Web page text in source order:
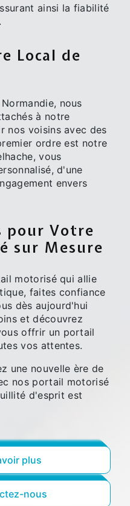
ainsi la fiabilité
Local de
nous
à notre
nos voisins avec des
ordre est notre
vous
d'une
envers
pour Votre
sur Mesure
motorisé qui allie
faites confiance
dès aujourd'hui
et découvrez
offrir un portail
vos attentes.
une nouvelle ère de
nos portail motorisé
d'esprit est
plus
nous